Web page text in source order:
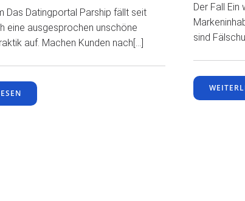
Der Fall
sind
Das Datingportal Parship fällt seit
eine ausgesprochen unschöne
auf. Machen Kunden nach[…]